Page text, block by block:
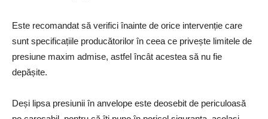
Este recomandat să verifici înainte de orice intervenție care
sunt specificațiile producătorilor în ceea ce privește limitele de
presiune maxim admise, astfel încât acestea să nu fie
depășite.
Deși lipsa presiunii în anvelope este deosebit de periculoasă